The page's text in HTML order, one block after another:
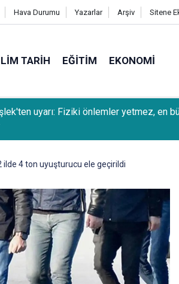
Hava Durumu Yazarlar Arşiv Sitene
TARIH EĞITIM EKONOMI
uyarı: Fiziki önlemler yetmez, en
ilde 4 ton uyuşturucu ele geçirildi